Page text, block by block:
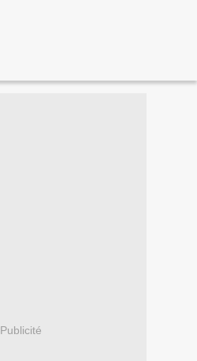
Publicité